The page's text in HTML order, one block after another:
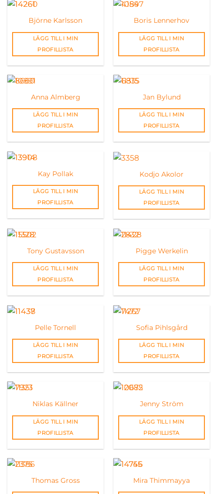
Björne Karlsson
LÄGG TILL I MIN
PROFILLISTA
Boris Lennerhov
LÄGG TILL I MIN
PROFILLISTA
Anna Almberg
LÄGG TILL I MIN
PROFILLISTA
Jan Bylund
LÄGG TILL I MIN
PROFILLISTA
Kay Pollak
LÄGG TILL I MIN
PROFILLISTA
Kodjo Akolor
LÄGG TILL I MIN
PROFILLISTA
Tony Gustavsson
LÄGG TILL I MIN
PROFILLISTA
Pigge Werkelin
LÄGG TILL I MIN
PROFILLISTA
Pelle Tornell
LÄGG TILL I MIN
PROFILLISTA
Sofia Pihlsgård
LÄGG TILL I MIN
PROFILLISTA
Niklas Källner
LÄGG TILL I MIN
PROFILLISTA
Jenny Ström
LÄGG TILL I MIN
PROFILLISTA
Thomas Gross Mira Thimmayya